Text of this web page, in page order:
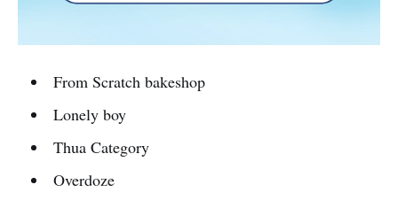
From Scratch bakeshop
Lonely boy
Thua Category
Overdoze